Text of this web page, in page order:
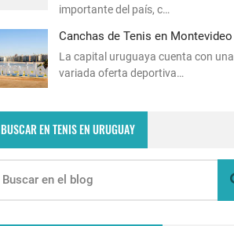
importante del país, c…
Canchas de Tenis en Montevideo
La capital uruguaya cuenta con una
variada oferta deportiva…
BUSCAR EN TENIS EN URUGUAY